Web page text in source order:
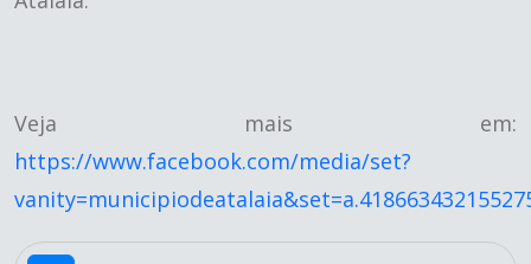
Veja mais em:
https://www.facebook.com/media/set?